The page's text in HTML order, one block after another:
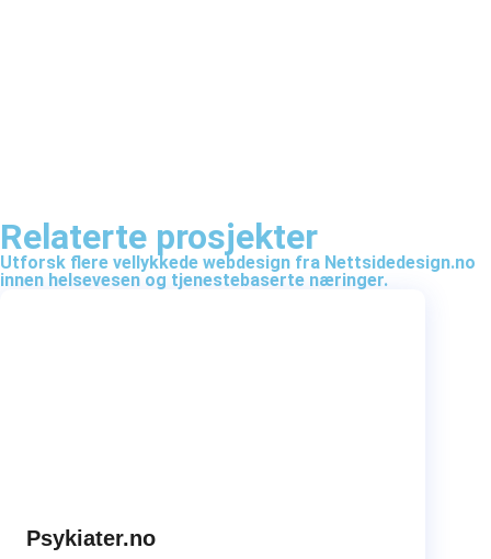
Relaterte prosjekter
Utforsk flere vellykkede webdesign fra Nettsidedesign.no
innen helsevesen og tjenestebaserte næringer.
Psykiater.no